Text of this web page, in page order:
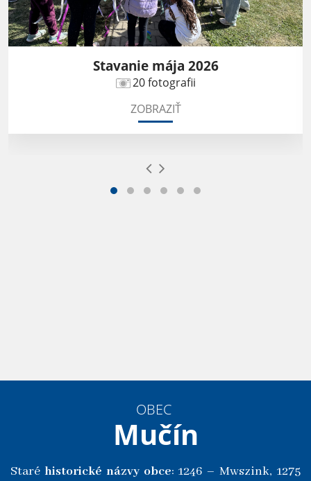
Stavanie mája 2026
20 fotografii
ZOBRAZIŤ
OBEC
Mučín
Staré historické názvy obce: 1246 – Mwszink, 1275